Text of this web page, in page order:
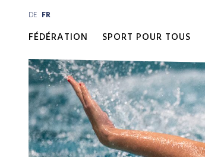
DE FR
FÉDÉRATION SPORT POUR TOUS